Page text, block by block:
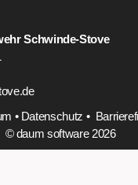
Schwinde-Stove
• Datenschutz •
© daum software 2026